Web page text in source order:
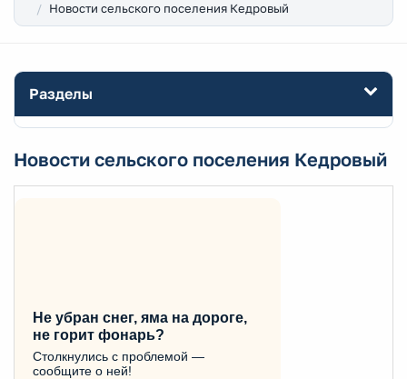
Новости сельского поселения Кедровый
Разделы
Новости сельского поселения Кедровый
Не убран снег, яма на дороге,
не горит фонарь?
Столкнулись с проблемой —
сообщите о ней!